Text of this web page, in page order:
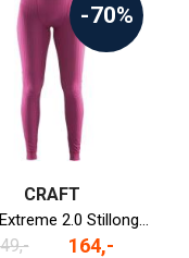
-70%
CRAFT
164,-